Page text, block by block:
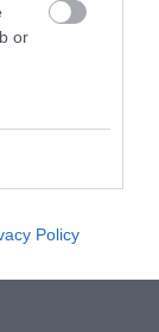
or
Policy